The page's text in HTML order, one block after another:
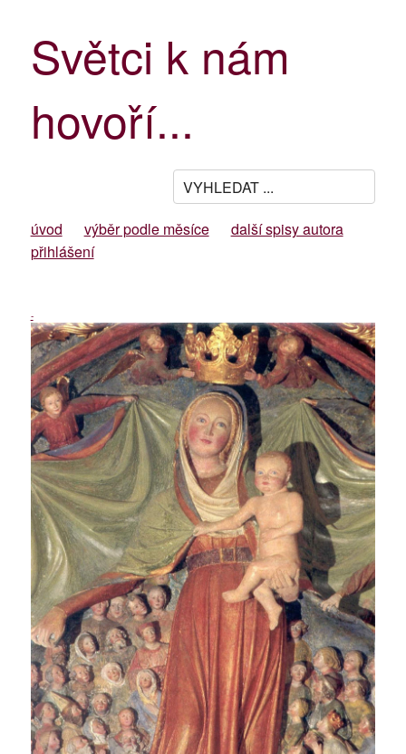
Světci k nám
hovoří...
úvod výběr podle měsíce
další spisy autora
přihlášení
-